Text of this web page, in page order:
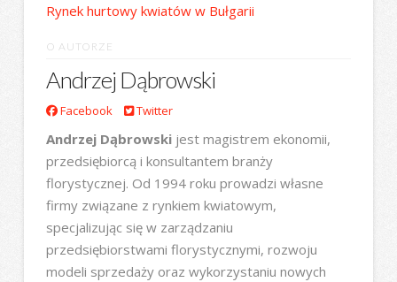
Rynek hurtowy kwiatów w Bułgarii
O AUTORZE
Andrzej Dąbrowski
Facebook Twitter
Andrzej Dąbrowskijest magistrem ekonomii,
przedsiębiorcą i konsultantem branży
florystycznej. Od 1994 roku prowadzi własne
firmy związane z rynkiem kwiatowym,
specjalizując się w zarządzaniu
przedsiębiorstwami florystycznymi, rozwoju
modeli sprzedaży oraz wykorzystaniu nowych